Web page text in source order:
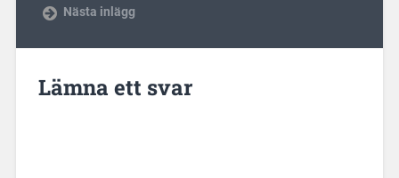
Nästa inlägg
Lämna ett svar